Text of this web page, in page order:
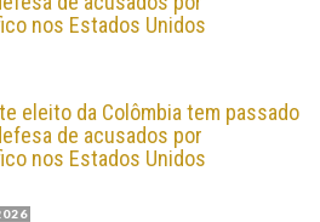
nos Estados Unidos
eleito da Colômbia tem passado
de acusados por
nos Estados Unidos